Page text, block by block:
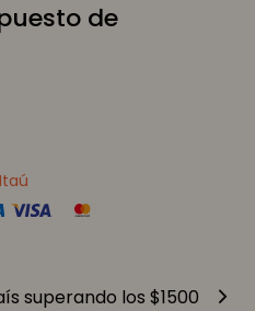
de
superando los $1500